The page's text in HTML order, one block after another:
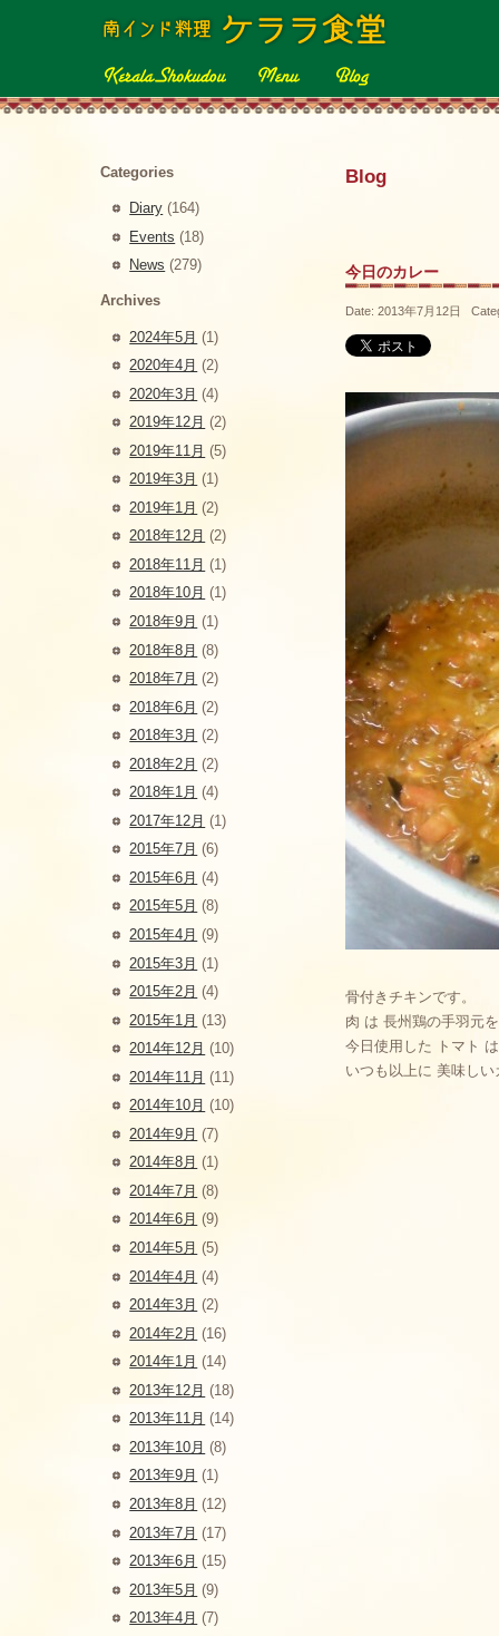
Blog
今日のカレー
Date: 2013年7月12日
骨付きチキンです。
肉 は 長州鶏の手羽元
今日使用した トマト
いつも以上に 美味し
Categories
Diary (164)
Events (18)
News (279)
Archives
2024年5月 (1)
2020年4月 (2)
2020年3月 (4)
2019年12月 (2)
2019年11月 (5)
2019年3月 (1)
2019年1月 (2)
2018年12月 (2)
2018年11月 (1)
2018年10月 (1)
2018年9月 (1)
2018年8月 (8)
2018年7月 (2)
2018年6月 (2)
2018年3月 (2)
2018年2月 (2)
2018年1月 (4)
2017年12月 (1)
2015年7月 (6)
2015年6月 (4)
2015年5月 (8)
2015年4月 (9)
2015年3月 (1)
2015年2月 (4)
2015年1月 (13)
2014年12月 (10)
2014年11月 (11)
2014年10月 (10)
2014年9月 (7)
2014年8月 (1)
2014年7月 (8)
2014年6月 (9)
2014年5月 (5)
2014年4月 (4)
2014年3月 (2)
2014年2月 (16)
2014年1月 (14)
2013年12月 (18)
2013年11月 (14)
2013年10月 (8)
2013年9月 (1)
2013年8月 (12)
2013年7月 (17)
2013年6月 (15)
2013年5月 (9)
2013年4月 (7)